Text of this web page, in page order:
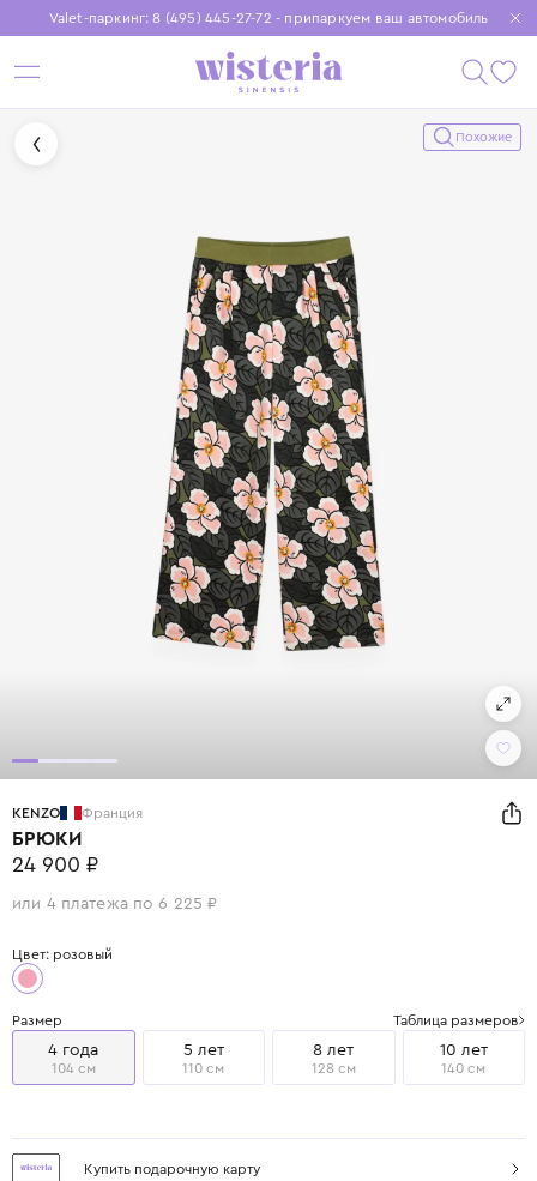
Valet-паркинг: 8 (495) 445-27-72 - припаркуем ваш автомобиль
Бесплатная доставка при заказе от 15 000 ₽
Установите приложение, чтобы покупки были еще удобнее
Похожие
KENZO Франция
БРЮКИ
24 900 ₽
или 4 платежа по 6 225 ₽
Цвет: розовый
Размер Таблица размеров
4 года
104 см
5 лет
110 см
8 лет
128 см
10 лет
140 см
Купить подарочную карту